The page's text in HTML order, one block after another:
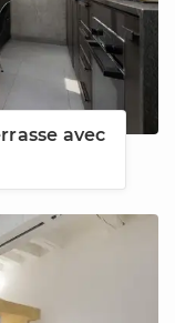
avec